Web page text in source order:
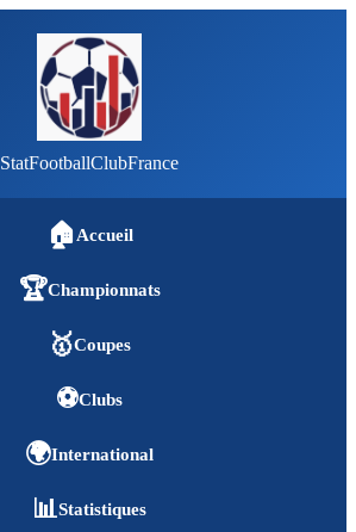
StatFootballClubFrance
🏠 Accueil
🏆Championnats
🥇Coupes
⚽Clubs
🌍International
📊Statistiques